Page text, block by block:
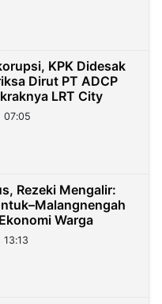
KPK Didesak
Dirut PT ADCP
LRT City
Rezeki Mengalir:
Warga